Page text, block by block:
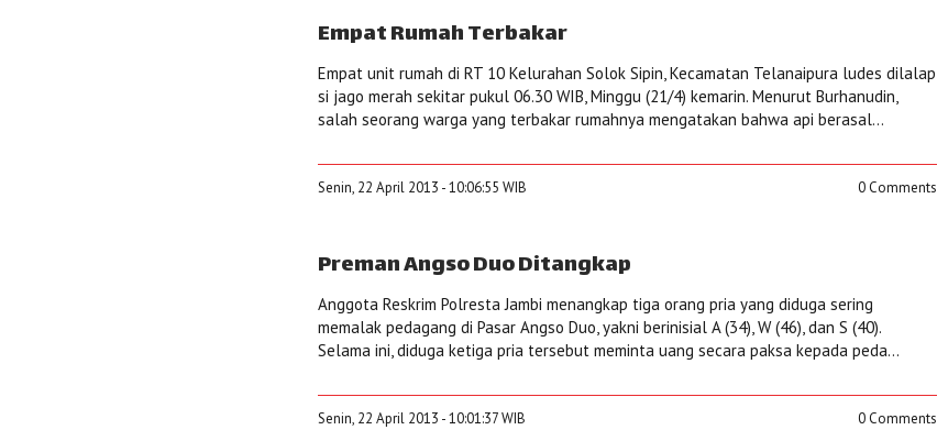
Empat Rumah Terbakar
Empat unit rumah di RT 10 Kelurahan Solok Sipin, Kecamatan Telanaipura ludes dilalap
si jago merah sekitar pukul 06.30 WIB, Minggu (21/4) kemarin. Menurut Burhanudin,
salah seorang warga yang terbakar rumahnya mengatakan bahwa api berasal...
Senin, 22 April 2013 - 10:06:55 WIB 0 Comments
Preman Angso Duo Ditangkap
Anggota Reskrim Polresta Jambi menangkap tiga orang pria yang diduga sering
memalak pedagang di Pasar Angso Duo, yakni berinisial A (34), W (46), dan S (40).
Selama ini, diduga ketiga pria tersebut meminta uang secara paksa kepada peda...
Senin, 22 April 2013 - 10:01:37 WIB 0 Comments